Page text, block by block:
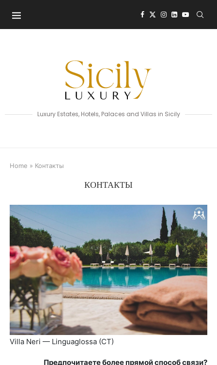
Luxury Estates, Hotels, Palaces and Villas in Sicily
Home » Контакты
КОНТАКТЫ
Villa Neri — Linguaglossa (CT)
Предпочитаете более прямой способ связи?